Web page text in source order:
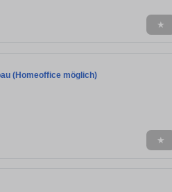
★
(Homeoffice möglich)
★